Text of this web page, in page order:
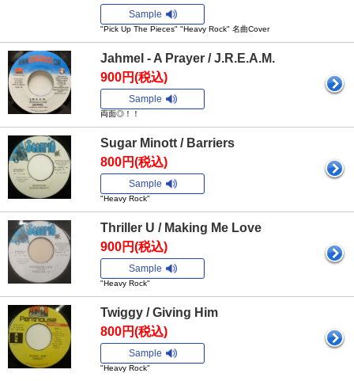
Sample
"Pick Up The Pieces" "Heavy Rock" 名曲Cover
Jahmel - A Prayer / J.R.E.A.M.
900円(税込)
Sample
両面◎！！
Sugar Minott / Barriers
800円(税込)
Sample
"Heavy Rock"
Thriller U / Making Me Love
900円(税込)
Sample
"Heavy Rock"
Twiggy / Giving Him
800円(税込)
Sample
"Heavy Rock"